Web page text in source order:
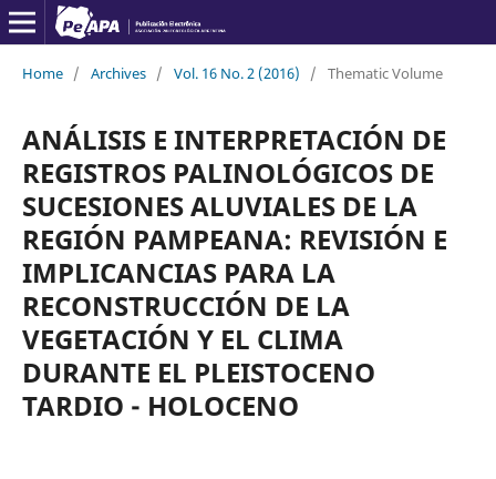
Home / Archives / Vol. 16 No. 2 (2016) / Thematic Volume
ANÁLISIS E INTERPRETACIÓN DE
REGISTROS PALINOLÓGICOS DE
SUCESIONES ALUVIALES DE LA
REGIÓN PAMPEANA: REVISIÓN E
IMPLICANCIAS PARA LA
RECONSTRUCCIÓN DE LA
VEGETACIÓN Y EL CLIMA
DURANTE EL PLEISTOCENO
TARDIO - HOLOCENO